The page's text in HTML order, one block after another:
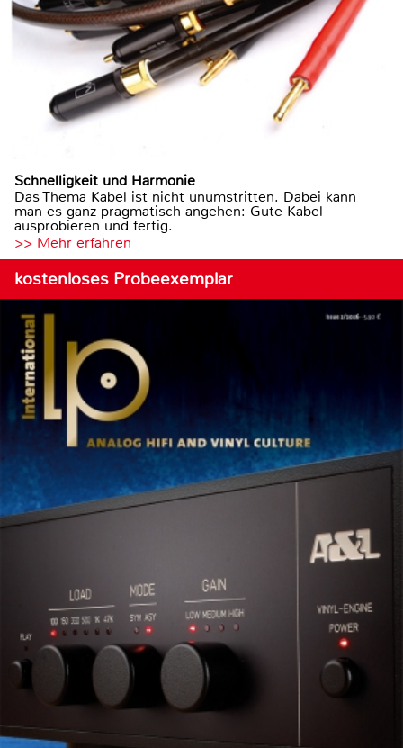
Schnelligkeit und Harmonie
Das Thema Kabel ist nicht unumstritten. Dabei kann
man es ganz pragmatisch angehen: Gute Kabel
ausprobieren und fertig.
>> Mehr erfahren
kostenloses Probeexemplar